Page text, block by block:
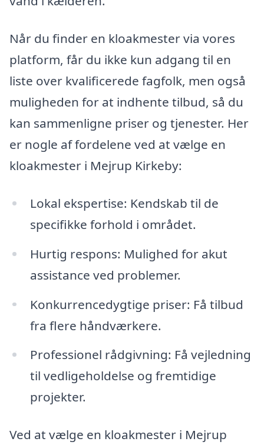
Når du finder en kloakmester via vores
platform, får du ikke kun adgang til en
liste over kvalificerede fagfolk, men også
muligheden for at indhente tilbud, så du
kan sammenligne priser og tjenester. Her
er nogle af fordelene ved at vælge en
kloakmester i Mejrup Kirkeby:
Lokal ekspertise: Kendskab til de
specifikke forhold i området.
Hurtig respons: Mulighed for akut
assistance ved problemer.
Konkurrencedygtige priser: Få tilbud
fra flere håndværkere.
Professionel rådgivning: Få vejledning
til vedligeholdelse og fremtidige
projekter.
Ved at vælge en kloakmester i Mejrup